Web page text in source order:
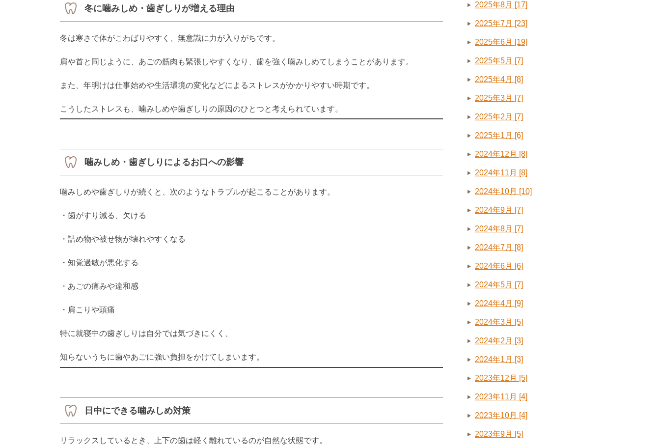
冬に噛みしめ・歯ぎしりが増える理由
冬は寒さで体がこわばりやすく、無意識に力が入りがちです。
肩や首と同じように、あごの筋肉も緊張しやすくなり、歯を強く噛みしめてしまうことがあります。
また、年明けは仕事始めや生活環境の変化などによるストレスがかかりやすい時期です。
こうしたストレスも、噛みしめや歯ぎしりの原因のひとつと考えられています。
噛みしめ・歯ぎしりによるお口への影響
噛みしめや歯ぎしりが続くと、次のようなトラブルが起こることがあります。
・歯がすり減る、欠ける
・詰め物や被せ物が壊れやすくなる
・知覚過敏が悪化する
・あごの痛みや違和感
・肩こりや頭痛
特に就寝中の歯ぎしりは自分では気づきにくく、
知らないうちに歯やあごに強い負担をかけてしまいます。
日中にできる噛みしめ対策
リラックスしているとき、上下の歯は軽く離れているのが自然な状態です。
2025年8月 [17]
2025年7月 [23]
2025年6月 [19]
2025年5月 [7]
2025年4月 [8]
2025年3月 [7]
2025年2月 [7]
2025年1月 [6]
2024年12月 [8]
2024年11月 [8]
2024年10月 [10]
2024年9月 [7]
2024年8月 [7]
2024年7月 [8]
2024年6月 [6]
2024年5月 [7]
2024年4月 [9]
2024年3月 [5]
2024年2月 [3]
2024年1月 [3]
2023年12月 [5]
2023年11月 [4]
2023年10月 [4]
2023年9月 [5]